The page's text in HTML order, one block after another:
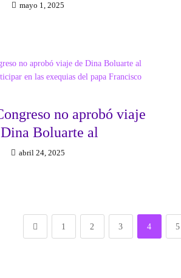
mayo 1, 2025
no aprobó viaje
Boluarte al
abril 24, 2025
1 2 3 4 5